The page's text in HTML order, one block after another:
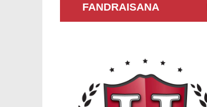
FANDRAISANA